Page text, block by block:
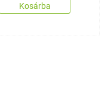
Kosárba